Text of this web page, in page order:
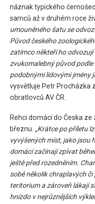
náznak typického
samců až v druhém roce
umouněného šatu se
Původ českého
zatímco někteří ho odvozují
zvukomalebný původ
podobnými lidovými jmény
vysvětluje Petr Procházka
obratlovců AV ČR.
Rehci domácí do Česka
březnu. „Krátce po příletu
vyvýšených míst, jako jsou
domácí začínají zpívat
ještě před rozedněním.
sobě několik chraplavých
teritorium a zároveň lákají
hnízdo v nejrůznějších